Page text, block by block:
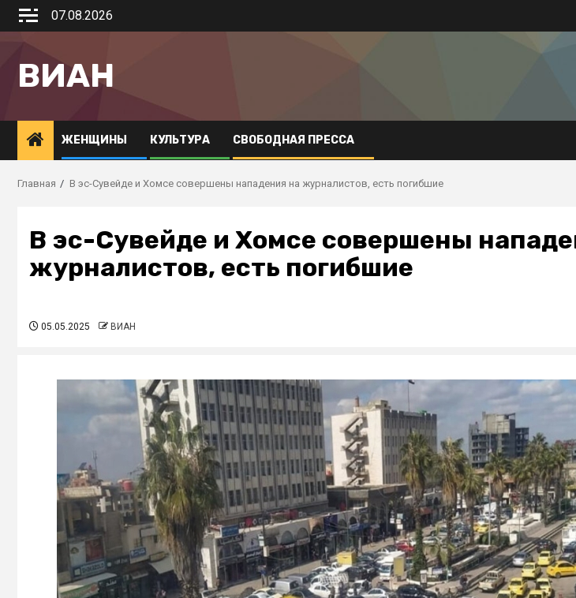
07.08.2026
ВИАН
ЖЕНЩИНЫ КУЛЬТУРА СВОБОДНАЯ ПРЕССА
Главная В эс-Сувейде и Хомсе совершены нападения на журналистов, есть погибшие
В эс-Сувейде и Хомсе совершены
журналистов, есть погибшие
05.05.2025 ВИАН